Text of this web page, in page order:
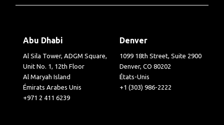
Abu Dhabi
Al Sila Tower, ADGM Square,
Unit No. 1, 12th Floor
Al Maryah Island
Émirats Arabes Unis
+971 2 411 6239
Denver
1099 18th Street, Suite 2900
Denver, CO 80202
États-Unis
+1 (303) 986-2222